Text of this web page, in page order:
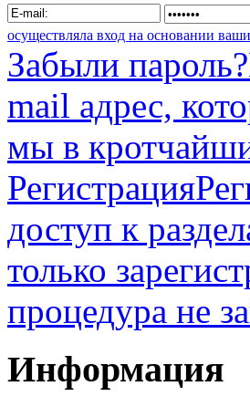
осуществляла вход на основании
Забыли пароль?
mail адрес,
мы в
Регистрация
доступ к
только
процедура не
Информация